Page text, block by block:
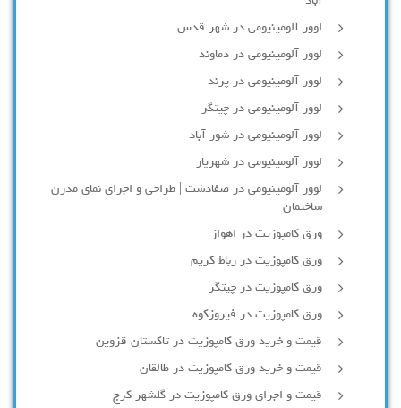
لوور آلومینیومی در شهر قدس
لوور آلومینیومی در دماوند
لوور آلومینیومی در پرند
لوور آلومینیومی در چیتگر
لوور آلومینیومی در شور آباد
لوور آلومينيومي در شهريار
لوور آلومینیومی در صفادشت | طراحی و اجرای نمای مدرن
ساختمان
ورق کامپوزیت در اهواز
ورق کامپوزیت در رباط کریم
ورق کامپوزیت در چیتگر
ورق کامپوزیت در فیروزکوه
قیمت و خرید ورق کامپوزیت در تاکستان قزوین
قیمت و خرید ورق کامپوزیت در طالقان
قیمت و اجرای ورق کامپوزیت در گلشهر کرج